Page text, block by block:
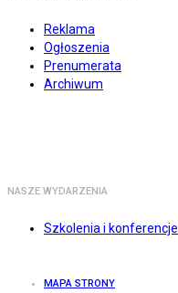
Reklama
Ogłoszenia
Prenumerata
Archiwum
NASZE WYDARZENIA
Szkolenia i konferencje
MAPA STRONY